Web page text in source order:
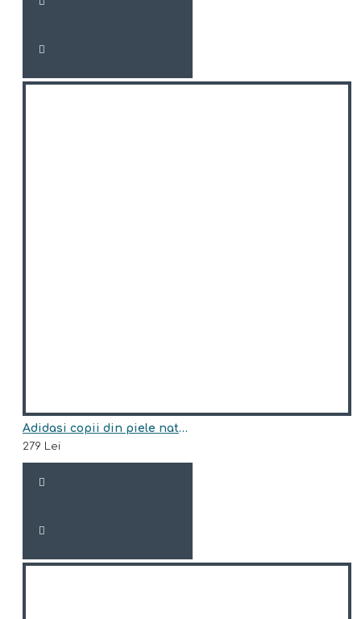
Adidasi copii din piele naturala model VOGUE
279 Lei